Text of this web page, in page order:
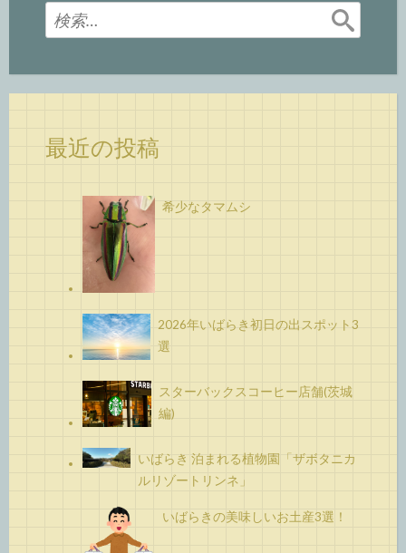
索:
最近の投稿
希少なタマムシ
2026年いばらき初日の出スポット3
選
スターバックスコーヒー店舗(茨城
編)
いばらき 泊まれる植物園「ザボタニカ
ルリゾートリンネ」
いばらきの美味しいお土産3選！